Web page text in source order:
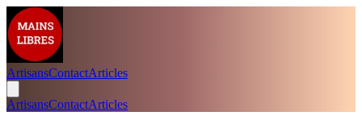
ArtisansContactArticles
ArtisansContactArticles